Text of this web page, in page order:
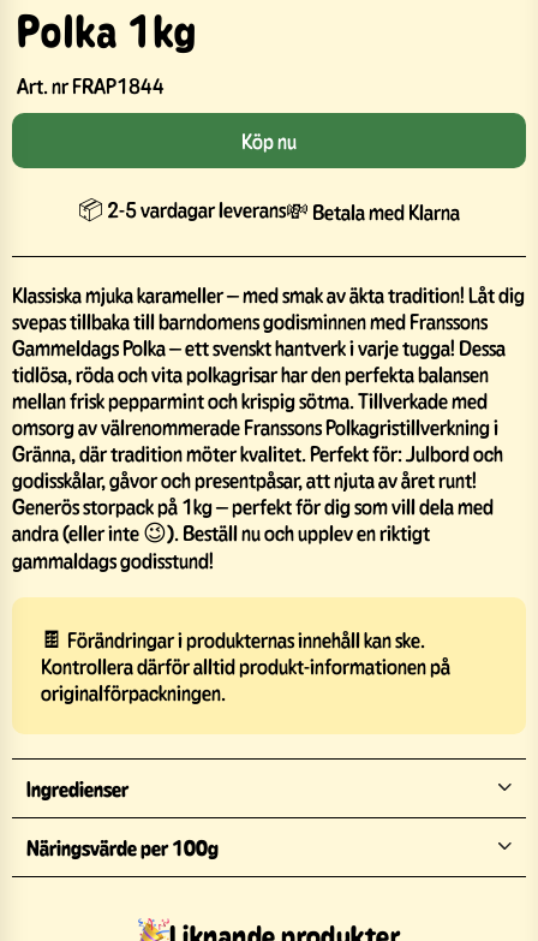
Polka 1kg
Art. nrFRAP1844
Köp nu
📦 2-5 vardagar leverans💸 Betala med Klarna
Klassiska mjuka karameller – med smak av äkta tradition! Låt dig
svepas tillbaka till barndomens godisminnen med Franssons
Gammeldags Polka – ett svenskt hantverk i varje tugga! Dessa
tidlösa, röda och vita polkagrisar har den perfekta balansen
mellan frisk pepparmint och krispig sötma. Tillverkade med
omsorg av välrenommerade Franssons Polkagristillverkning i
Gränna, där tradition möter kvalitet. Perfekt för: Julbord och
godisskålar, gåvor och presentpåsar, att njuta av året runt!
Generös storpack på 1kg – perfekt för dig som vill dela med
andra (eller inte 😉). Beställ nu och upplev en riktigt
gammaldags godisstund!
🍫 Förändringar i produkternas innehåll kan ske.
Kontrollera därför alltid produkt-informationen på
originalförpackningen.
Ingredienser
Näringsvärde per 100g